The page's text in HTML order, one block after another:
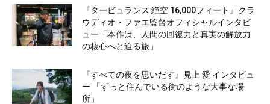
『タービュランス 絶空 16,000フィート』クラ
ウディオ・ファエ監督オフィシャルインタビ
ュー「本作は、人間の回復力と真実の解放力
の核心へと迫る旅」
『すべての夜を思いだす』見上 愛 インタビュ
ー 「ずっと住んでいる街のような大事な場
所」